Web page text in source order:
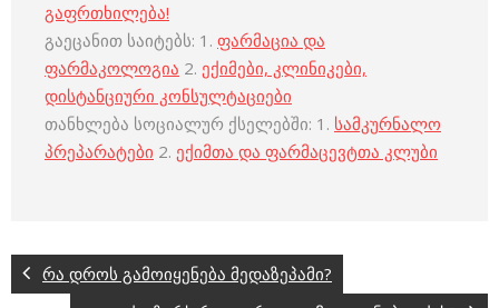
გაფრთხილება!
გაეცანით საიტებს: 1. ფარმაცია და
ფარმაკოლოგია 2. ექიმები, კლინიკები,
დისტანციური კონსულტაციები
თანხლება სოციალურ ქსელებში: 1. სამკურნალო
პრეპარატები 2. ექიმთა და ფარმაცევტთა კლუბი
რა დროს გამოიყენება მედაზეპამი?